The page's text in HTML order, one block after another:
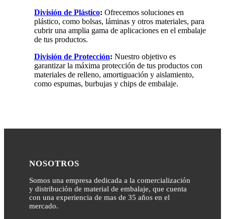
División de Plástico: Ofrecemos soluciones en
plástico, como bolsas, láminas y otros materiales, para
cubrir una amplia gama de aplicaciones en el embalaje
de tus productos.
División de Protección: Nuestro objetivo es
garantizar la máxima protección de tus productos con
materiales de relleno, amortiguación y aislamiento,
como espumas, burbujas y chips de embalaje.
NOSOTROS
Somos una empresa dedicada a la comercialización
y distribución de material de embalaje, que cuenta
con una experiencia de mas de 35 años en el
mercado.